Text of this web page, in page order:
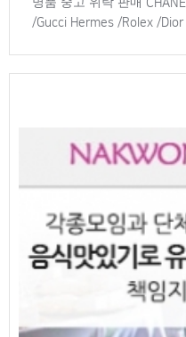
/Gucci Hermes /Rolex /